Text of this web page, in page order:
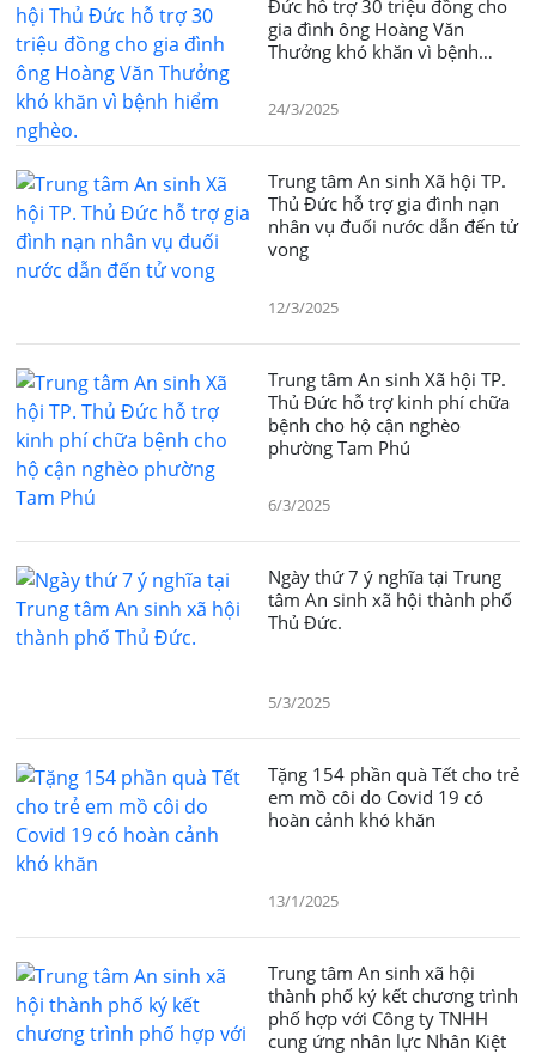
Đức hỗ trợ 30 triệu đồng cho
gia đình ông Hoàng Văn
Thưởng khó khăn vì bệnh
24/3/2025
Trung tâm An sinh Xã hội TP.
Thủ Đức hỗ trợ gia đình nạn
nhân vụ đuối nước dẫn đến tử
vong
12/3/2025
Trung tâm An sinh Xã hội TP.
Thủ Đức hỗ trợ kinh phí chữa
bệnh cho hộ cận nghèo
phường Tam Phú
6/3/2025
Ngày thứ 7 ý nghĩa tại Trung
tâm An sinh xã hội thành phố
Thủ Đức.
5/3/2025
Tặng 154 phần quà Tết cho trẻ
em mồ côi do Covid 19 có
hoàn cảnh khó khăn
13/1/2025
Trung tâm An sinh xã hội
thành phố ký kết chương trình
phố hợp với Công ty TNHH
cung ứng nhân lực Nhân Kiệt